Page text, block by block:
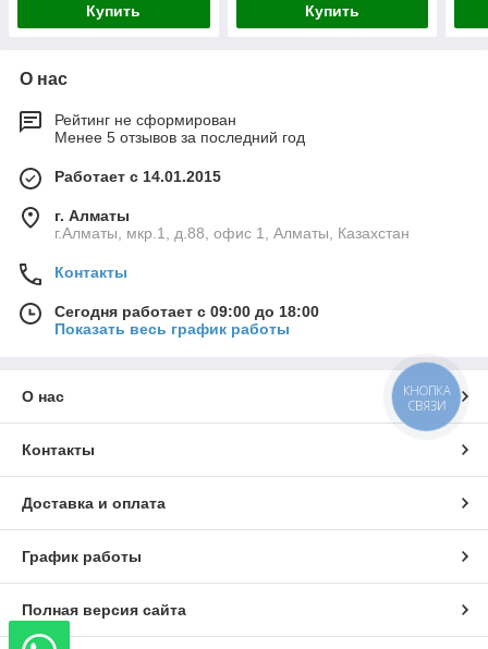
Купить Купить
О нас
Рейтинг не сформирован
Менее 5 отзывов за последний год
Работает с 14.01.2015
г. Алматы
г.Алматы, мкр.1, д.88, офис 1, Алматы, Казахстан
Контакты
Сегодня работает с 09:00 до 18:00
Показать весь график работы
О нас
Контакты
Доставка и оплата
График работы
Полная версия сайта
КНОПКА
СВЯЗИ